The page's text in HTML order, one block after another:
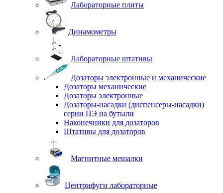
Лабораторные плиты
Динамометры
Лабораторные штативы
Дозаторы электронные и механические
Дозаторы механические
Дозаторы электронные
Дозаторы-насадки (диспенсеры-насадки)
серии ПЭ на бутыли
Наконечники для дозаторов
Штативы для дозаторов
Магнитные мешалки
Центрифуги лабораторные